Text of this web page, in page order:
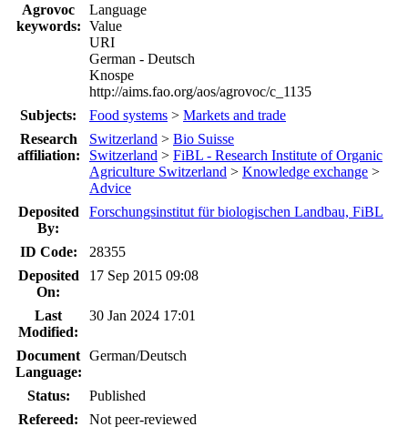
Agrovoc
keywords:
Language
Value
URI
German - Deutsch
Knospe
http://aims.fao.org/aos/agrovoc/c_1135
Subjects:
Food systems > Markets and trade
Research
affiliation:
Switzerland > Bio Suisse
Switzerland > FiBL - Research Institute of Organic
Agriculture Switzerland > Knowledge exchange >
Advice
Deposited
By:
Forschungsinstitut für biologischen Landbau, FiBL
ID Code:
28355
Deposited
On:
17 Sep 2015 09:08
Last
Modified:
30 Jan 2024 17:01
Document
Language:
German/Deutsch
Status:
Published
Refereed:
Not peer-reviewed